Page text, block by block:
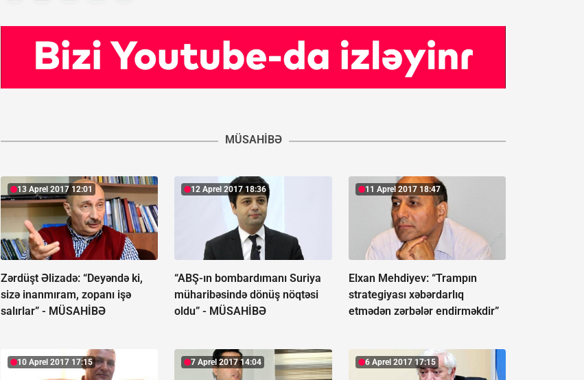
MÜSAHIBƏ
13 Aprel 2017 12:01
Zərdüşt Əlizadə: “Deyəndə ki,
sizə inanmıram, zopanı işə
salırlar” - MÜSAHİBƏ
12 Aprel 2017 18:36
“ABŞ-ın bombardımanı Suriya
müharibəsində dönüş nöqtəsi
oldu” - MÜSAHİBƏ
11 Aprel 2017 18:47
Elxan Mehdiyev: “Trampın
strategiyası xəbərdarlıq
etmədən zərbələr endirməkdir”
10 Aprel 2017 17:15 7 Aprel 2017 14:04 6 Aprel 2017 17:15